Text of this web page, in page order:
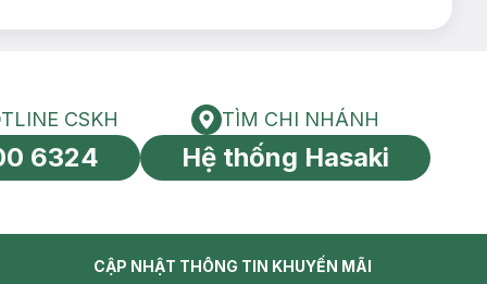
toàn cầu
HOTLINE CSKH
CSKH
6324
Tìm chi nhánh
TÌM CHI NHÁNH
Hệ thống Hasaki
CẬP NHẬT THÔNG TIN KHUYẾN MÃI